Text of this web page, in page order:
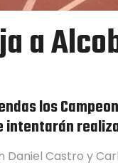
a
los
intentarán
Castro y